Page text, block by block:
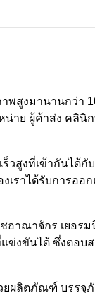
พสูงมานานกว่า
น่าย ผู้ค้าส่ง คลินิ
งที่เข้ากันได้กับ
ราได้รับการออ
าณาจักร เยอรม
ข่งขันได้ ซึ่งตอบ
วยผลิตภัณฑ์ บรร